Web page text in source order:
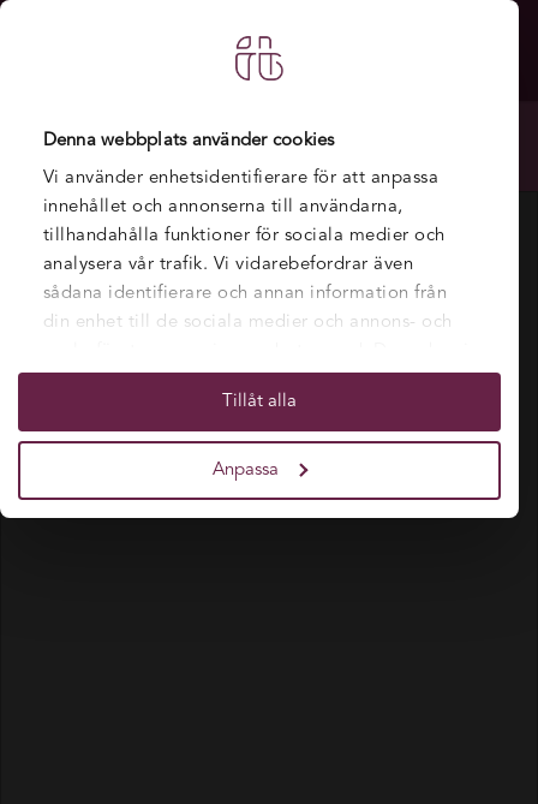
Denna webbplats använder cookies
Vi använder enhetsidentifierare för att anpassa
innehållet och annonserna till användarna,
tillhandahålla funktioner för sociala medier och
analysera vår trafik. Vi vidarebefordrar även
sådana identifierare och annan information från
din enhet till de sociala medier och annons- och
information som du har tillhandahållit eller som
de har samlat in när du har använt deras tjänster.
Tillåt alla
Anpassa
Utbildningen är öppen för sen ansökan. Läs mer om sen